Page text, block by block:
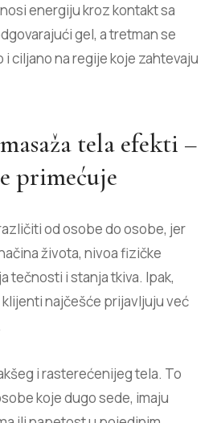
energiju kroz kontakt sa
gel, a tretman se
ciljano na regije koje zahtevaju
tela efekti –
primećuje
od osobe do osobe, jer
života, nivoa fizičke
tečnosti i stanja tkiva. Ipak,
najčešće prijavljuju već
i rasterećenijeg tela. To
koje dugo sede, imaju